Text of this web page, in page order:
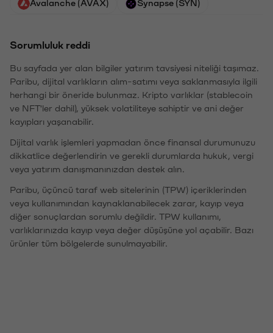
Avalanche (AVAX) Synapse (SYN)
Sorumluluk reddi
Bu sayfada yer alan bilgiler yatırım tavsiyesi niteliği taşımaz.
Paribu, dijital varlıkların alım-satımı veya saklanmasıyla ilgili
herhangi bir öneride bulunmaz. Kripto varlıklar (stablecoin
ve NFT'ler dahil), yüksek volatiliteye sahiptir ve ani değer
kayıpları yaşanabilir.
Dijital varlık işlemleri yapmadan önce finansal durumunuzu
dikkatlice değerlendirin ve gerekli durumlarda hukuk, vergi
veya yatırım danışmanınızdan destek alın.
Paribu, üçüncü taraf web sitelerinin (TPW) içeriklerinden
veya kullanımından kaynaklanabilecek zarar, kayıp veya
diğer sonuçlardan sorumlu değildir. TPW kullanımı,
varlıklarınızda kayıp veya değer düşüşüne yol açabilir. Bazı
ürünler tüm bölgelerde sunulmayabilir.